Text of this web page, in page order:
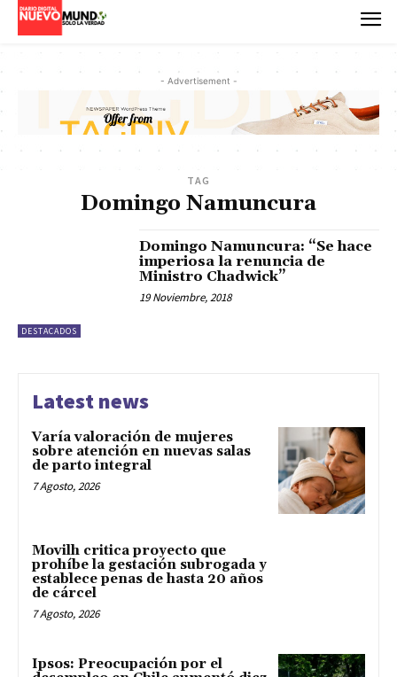
- Advertisement -
TAG
Domingo Namuncura
DESTACADOS
Domingo Namuncura: “Se hace
imperiosa la renuncia de
Ministro Chadwick”
19 Noviembre, 2018
Latest news
Varía valoración de mujeres
sobre atención en nuevas salas
de parto integral
7 Agosto, 2026
Movilh critica proyecto que
prohíbe la gestación subrogada y
establece penas de hasta 20 años
de cárcel
7 Agosto, 2026
Ipsos: Preocupación por el